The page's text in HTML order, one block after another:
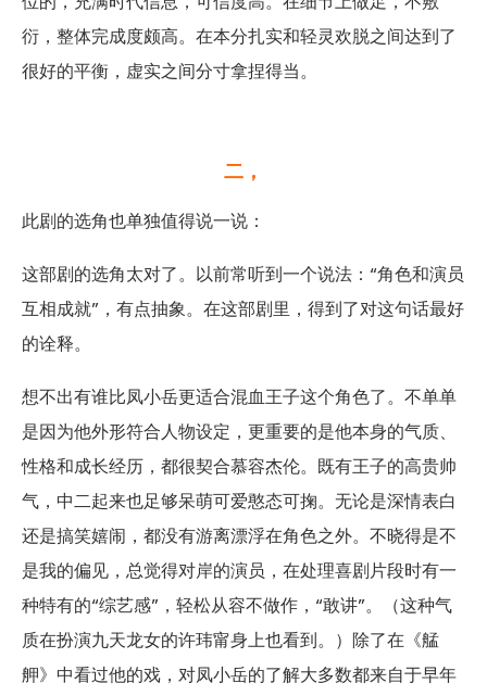
衍，整体完成度颇高。在本分扎实和轻灵欢脱之间达到了
很好的平衡，虚实之间分寸拿捏得当。
二，
此剧的选角也单独值得说一说：
这部剧的选角太对了。以前常听到一个说法：“角色和演员
互相成就”，有点抽象。在这部剧里，得到了对这句话最好
的诠释。
想不出有谁比凤小岳更适合混血王子这个角色了。不单单
是因为他外形符合人物设定，更重要的是他本身的气质、
性格和成长经历，都很契合慕容杰伦。既有王子的高贵帅
气，中二起来也足够呆萌可爱憨态可掬。无论是深情表白
还是搞笑嬉闹，都没有游离漂浮在角色之外。不晓得是不
是我的偏见，总觉得对岸的演员，在处理喜剧片段时有一
种特有的“综艺感”，轻松从容不做作，“敢讲”。（这种气
质在扮演九天龙女的许玮甯身上也看到。）除了在《艋
舺》中看过他的戏，对凤小岳的了解大多数都来自于早年